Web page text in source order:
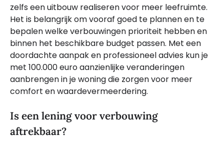
zelfs een uitbouw realiseren voor meer leefruimte.
Het is belangrijk om vooraf goed te plannen en te
bepalen welke verbouwingen prioriteit hebben en
binnen het beschikbare budget passen. Met een
doordachte aanpak en professioneel advies kun je
met 100.000 euro aanzienlijke veranderingen
aanbrengen in je woning die zorgen voor meer
comfort en waardevermeerdering.
Is een lening voor verbouwing
aftrekbaar?